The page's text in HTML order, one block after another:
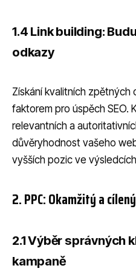
1.4 Link building:
odkazy
Získání kvalitních zpětných
faktorem pro úspěch SEO.
relevantních a
důvěryhodnost vašeho
vyšších pozic ve
2. PPC: Okamžitý a
2.1 Výběr správných
kampaně